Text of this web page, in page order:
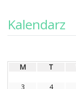
Kalendarz
M T
3
4